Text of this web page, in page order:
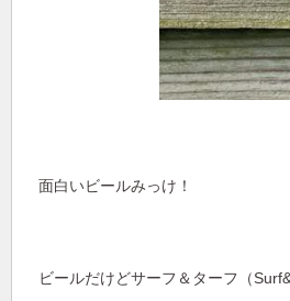
面白いビールみっけ！
ビールだけどサーフ＆ターフ（